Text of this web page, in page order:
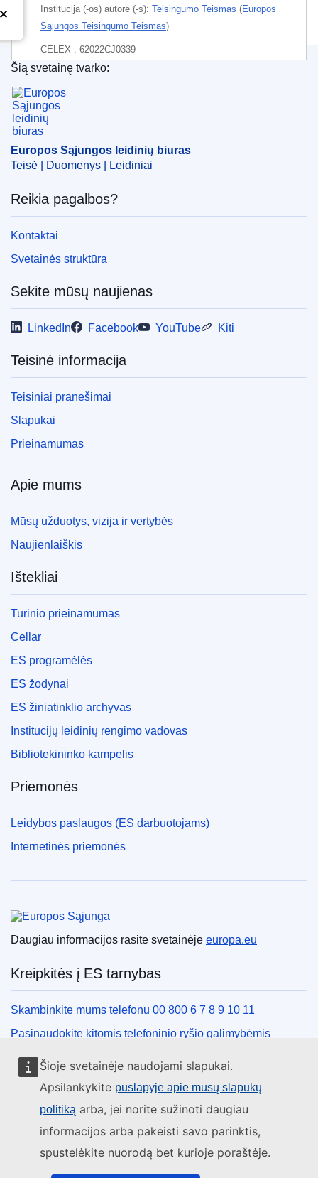
Šioje svetainėje naudojami slapukai.
Apsilankykite puslapyje apie mūsų slapukų
politiką arba, jei norite sužinoti daugiau
informacijos arba pakeisti savo parinktis,
spustelėkite nuorodą bet kurioje poraštėje.
Institucija (-os) autorė (-s): Teisingumo Teismas (Europos
Sąjungos Teisingumo Teismas)
CELEX : 62022CJ0339
ECLI : ECLI:EU:C:2025:108
Europos Sąjungos leidinių biuras
Šią svetainę tvarko:
Europos Sąjungos leidinių biuras
Teisė | Duomenys | Leidiniai
Reikia pagalbos?
Kontaktai
Svetainės struktūra
Sekite mūsų naujienas
LinkedIn Facebook YouTube Kiti
Teisinė informacija
Teisiniai pranešimai
Slapukai
Prieinamumas
Apie mums
Mūsų užduotys, vizija ir vertybės
Naujienlaiškis
Ištekliai
Turinio prieinamumas
Cellar
ES programėlės
ES žodynai
ES žiniatinklio archyvas
Institucijų leidinių rengimo vadovas
Bibliotekininko kampelis
Priemonės
Leidybos paslaugos (ES darbuotojams)
Internetinės priemonės
Daugiau informacijos rasite svetainėje europa.eu
Kreipkitės į ES tarnybas
Skambinkite mums telefonu 00 800 6 7 8 9 10 11
Pasinaudokite kitomis telefoninio ryšio galimybėmis
Rašykite mums naudodamiesi kontaktine forma
Susitikime viename iš ES biurų
Socialiniai tinklai
ES socialinių tinklų kanalai